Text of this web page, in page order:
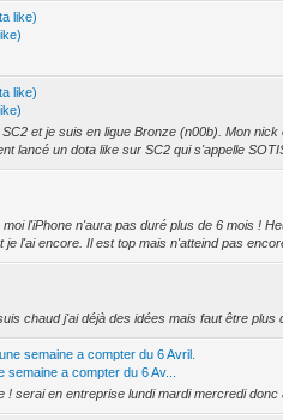
like)
like)
et je suis en ligue Bronze (n00b). Mon
lancé un dota like sur SC2 qui s'appelle
l'iPhone n'aura pas duré plus de 6 mois !
je l'ai encore. Il est top mais n'atteind pas
chaud j'ai déjà des idées mais faut être
semaine a compter du 6 Avril.
a compter du 6 Av...
! serai en entreprise lundi mardi mercredi donc